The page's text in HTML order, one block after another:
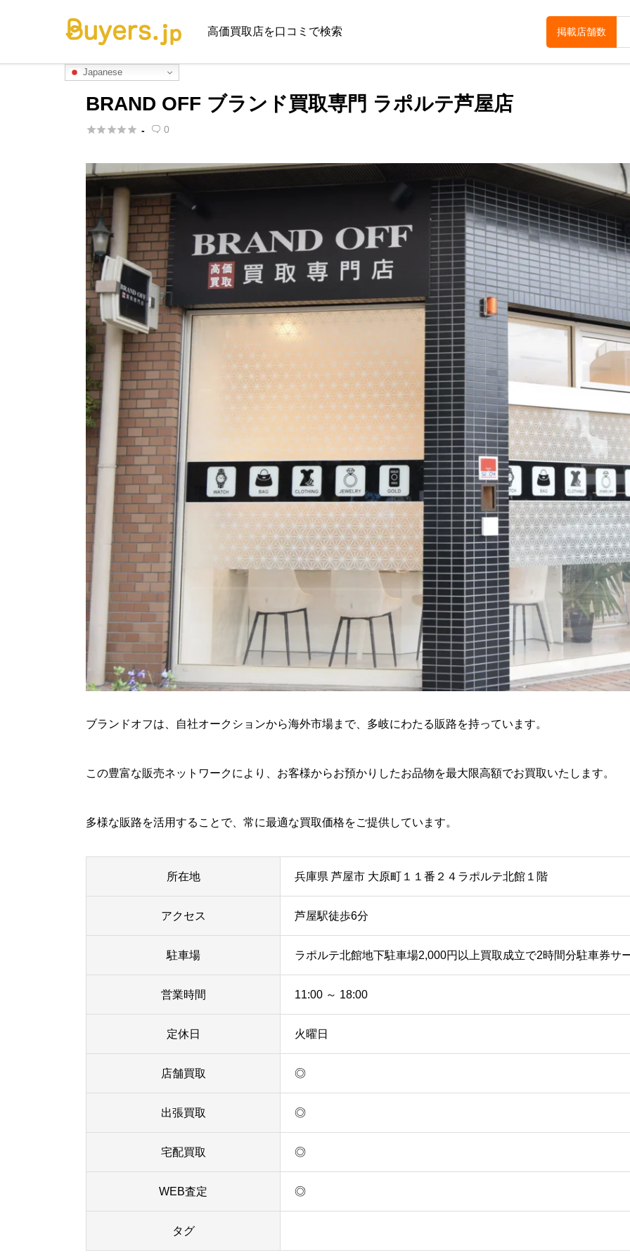
高価買取店を口コミで検索 掲載店舗数
Japanese
BRAND OFF ブランド買取専門 ラポルテ芦屋店
 -  0
ブランドオフは、自社オークションから海外市場まで、多岐にわたる販路を持っています。
この豊富な販売ネットワークにより、お客様からお預かりしたお品物を最大限高額でお買取いたします。
多様な販路を活用することで、常に最適な買取価格をご提供しています。
所在地 兵庫県 芦屋市 大原町１１番２４ラポルテ北館１階
アクセス 芦屋駅徒歩6分
駐車場 ラポルテ北館地下駐車場2,000円以上買取成立で2時間分駐車券サ
営業時間 11:00 ～ 18:00
定休日 火曜日
店舗買取 ◎
出張買取 ◎
宅配買取 ◎
WEB査定 ◎
タグ